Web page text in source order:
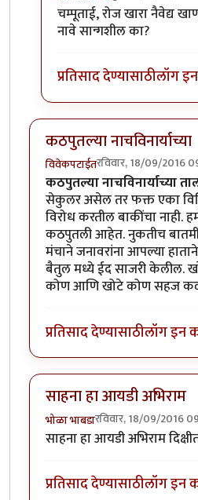
In reply to..byचंपाबाई
चम्पूताई, रोज खारा नैवेद्य
नावे सान्गशील का?
प्रतिसाद देण्यासाठीलॉग
कठपुतल्या नाचविनार्याच्या
विवेकपटाईतरविवार, 18/09/2016
कठपुतल्या नाचविनार्याच्या
सेकुलर असेल तर फक्त एका
विरोध करतील बाकींचा नाही.
कठपुतली आहेत. नुकतीच बातमी
मंचाने जनावरांना आपल्या
बैतुल मध्ये ईद साजरी केलील. खरे
कोण आणि खोटे कोण सहज
प्रतिसाद देण्यासाठीलॉग इन
साहना हा आयडी अभिराम
भोळा भाबडारविवार, 18/09/2016
साहना हा आयडी अभिराम
प्रतिसाद देण्यासाठीलॉग इन